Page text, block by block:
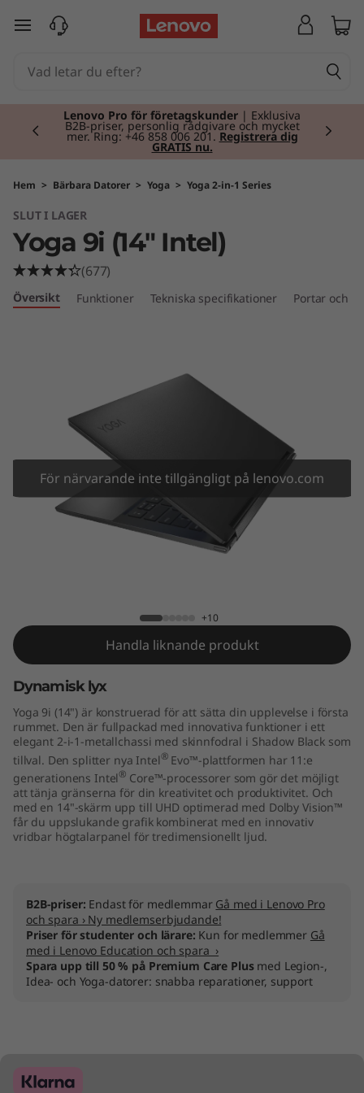
Y
1
4
e
hoppa vidare till huvudinnehållet
Lenovo Pro för företagskunder | Exklusiva
B2B-priser, personlig rådgivare och mycket
mer. Ring: +46 858 006 201. Registrera dig
GRATIS nu.
Currently displaying item 2 of 2
Hem > Bärbara Datorer > Yoga > Yoga 2-in-1 Series
SLUT I LAGER
Yoga 9i (14" Intel)
(677)
Översikt Funktioner Tekniska specifikationer Portar och
För närvarande inte tillgängligt på lenovo.com
+10
Handla liknande produkt
Dynamisk lyx
Yoga 9i (14") är konstruerad för att sätta din upplevelse i första
rummet. Den är fullpackad med innovativa funktioner i ett
elegant 2-i-1-metallchassi med skinnfodral i Shadow Black som
tillval. Den splitter nya Intel® Evo™-plattformen har 11:e
generationens Intel® Core™-processorer som gör det möjligt
att tänja gränserna för din kreativitet och produktivitet. Och
med en 14"-skärm upp till UHD optimerad med Dolby Vision™
får du uppslukande grafik kombinerat med en innovativ
vridbar högtalarpanel för tredimensionellt ljud.
B2B-priser: Endast för medlemmar Gå med i Lenovo Pro
och spara › Ny medlemserbjudande!
Priser för studenter och lärare: Kun for medlemmer Gå
med i Lenovo Education och spara ›
Spara upp till 50 % på Premium Care Plusmed Legion-,
Idea- och Yoga-datorer: snabba reparationer, support